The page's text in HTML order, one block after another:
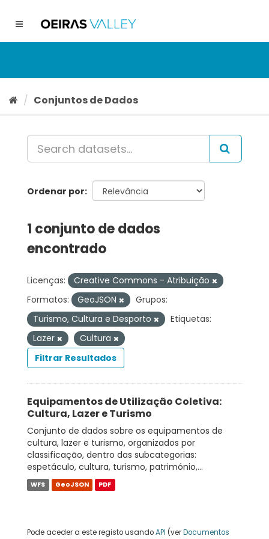
conteúdo
Toggle
Conjuntos de Dados
Ordenar por
1 conjunto de dados
encontrado
Licenças:
Creative Commons - Atribuição
Formatos:
GeoJSON
Grupos:
Turismo, Cultura e Desporto
Etiquetas:
Lazer
Cultura
Filtrar Resultados
Equipamentos de Utilização Coletiva:
Cultura, Lazer e Turismo
Conjunto de dados sobre os equipamentos de
cultura, lazer e turismo, organizados por
classificação, dentro das subcategorias:
espetáculo, cultura, turismo, património,...
WFS GeoJSON PDF
Pode aceder a este registo usandoAPI (verDocumentos